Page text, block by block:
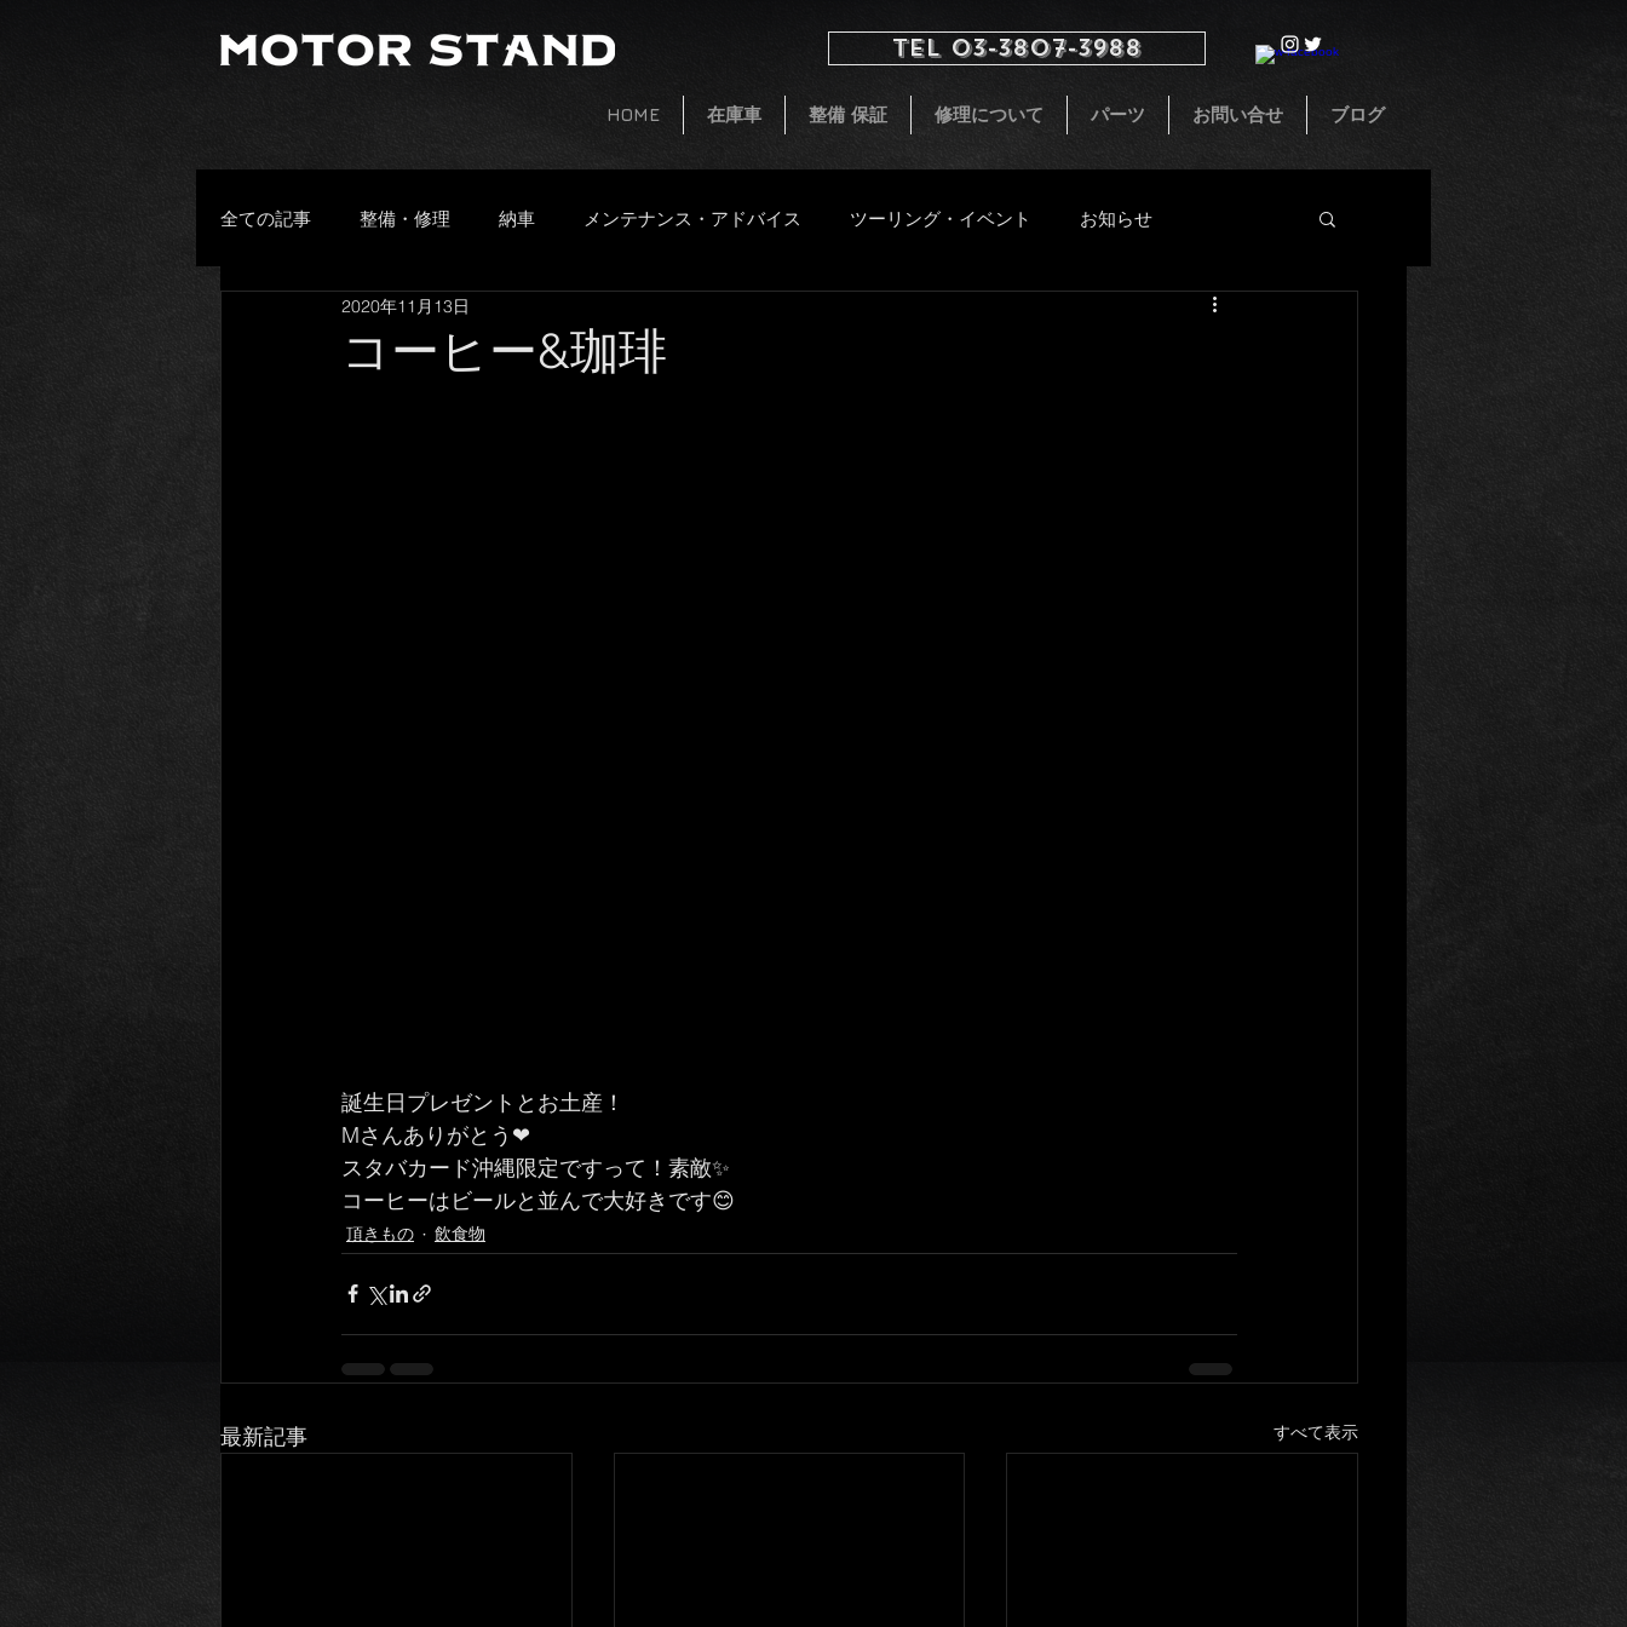
TEL 03-3807-3988
HOME 在庫車 整備 保証 修理について パーツ お問い合せ ブログ
全ての記事 整備・修理 納車 メンテナンス・アドバイス ツーリング・イベント お知らせ
プライベート その他
コーヒー&珈琲
2020年11月13日
誕生日プレゼントとお土産！
Mさんありがとう❤︎
スタバカード沖縄限定ですって！素敵✨
コーヒーはビールと並んで大好きです😊
頂きもの 飲食物
最新記事 すべて表示